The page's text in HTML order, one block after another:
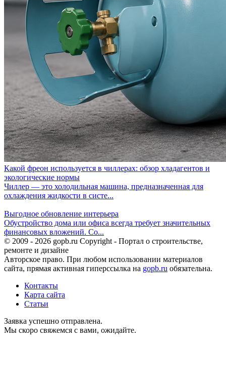
Какой фреон используется в чиллерах: обзор хладагентов и
экологические нормы
Чиллер — это холодильная машина, предназначенная для
охлаждения жидкости в систе...
Выгодное обновление интерьера
Обустройство дома или офиса всегда требует значительных
финансовых вложений. Со...
© 2009 - 2026 gopb.ru Copyright - Портал о строительстве,
ремонте и дизайне
Авторское право. При любом использовании материалов
сайта, прямая активная гиперссылка на gopb.ru обязательна.
Контакты
Карта сайта
Статьи
Заявка успешно отправлена.
Мы скоро свяжемся с вами, ожидайте.